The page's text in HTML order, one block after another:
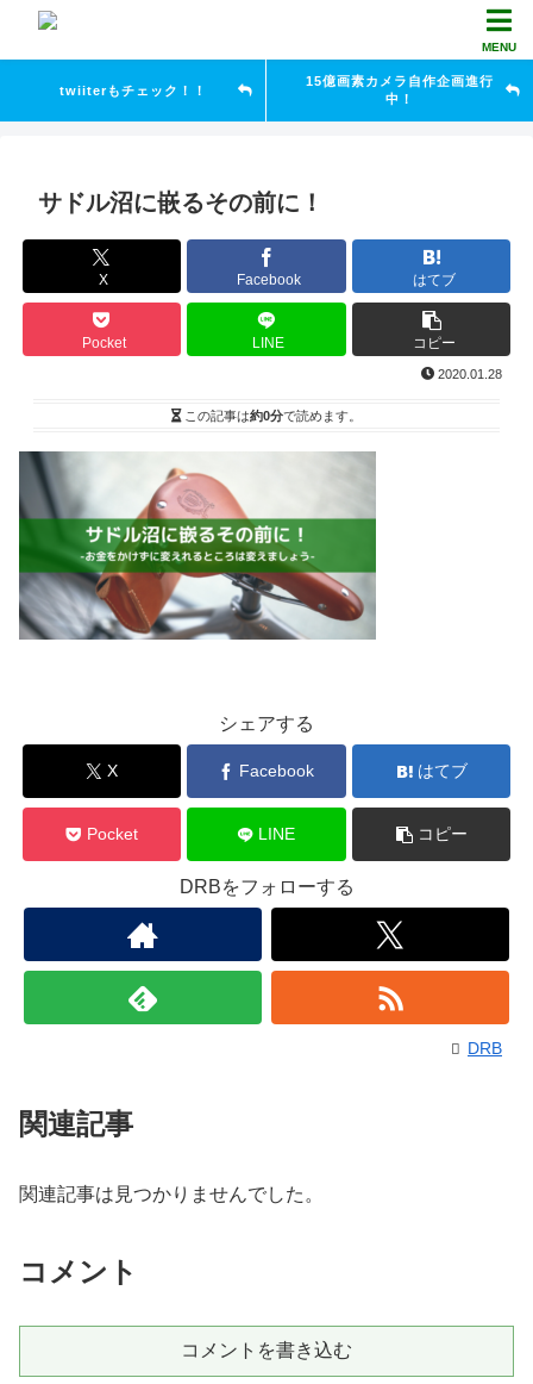
MENU
twiiterもチェック！！
15億画素カメラ自作企画進行
中！
サドル沼に嵌るその前に！
X Facebook はてブ
Pocket LINE コピー
2020.01.28
この記事は約0分で読めます。
シェアする
X Facebook はてブ
Pocket LINE コピー
DRBをフォローする
DRB
関連記事
関連記事は見つかりませんでした。
コメント
コメントを書き込む